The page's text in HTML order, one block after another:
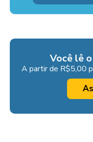
Você lê
A partir de R$5,00